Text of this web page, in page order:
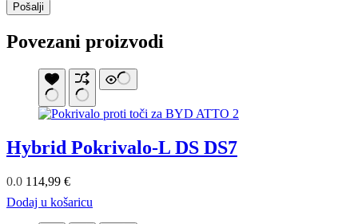
Pošalji
Povezani proizvodi
Hybrid Pokrivalo-L DS DS7
0.0 114,99 €
Dodaj u košaricu